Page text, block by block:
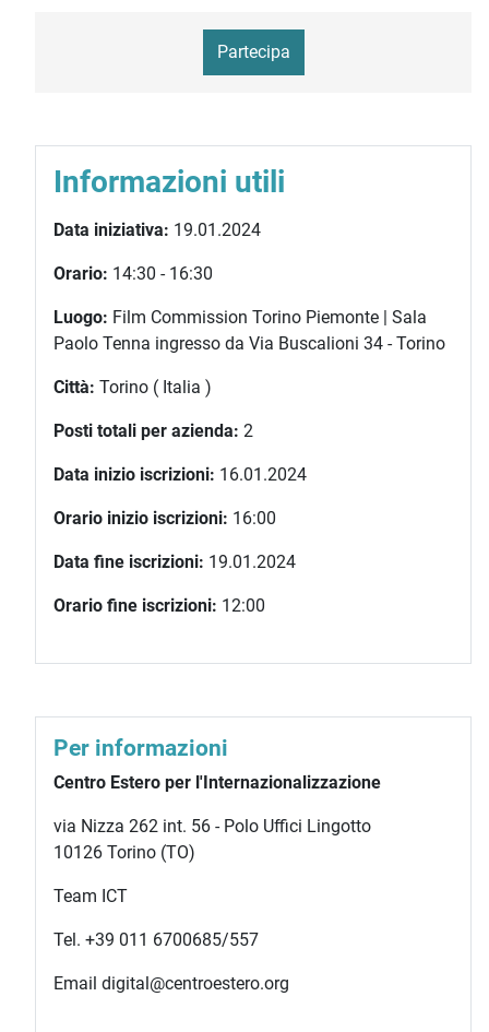
Partecipa
Informazioni utili
Data iniziativa: 19.01.2024
Orario: 14:30 - 16:30
Luogo: Film Commission Torino Piemonte | Sala
Paolo Tenna ingresso da Via Buscalioni 34 - Torino
Città: Torino ( Italia )
Posti totali per azienda: 2
Data inizio iscrizioni: 16.01.2024
Orario inizio iscrizioni: 16:00
Data fine iscrizioni: 19.01.2024
Orario fine iscrizioni: 12:00
Per informazioni
Centro Estero per l'Internazionalizzazione
via Nizza 262 int. 56 - Polo Uffici Lingotto
10126 Torino (TO)
Team ICT
Tel. +39 011 6700685/557
Email digital@centroestero.org